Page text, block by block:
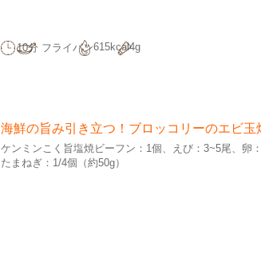
10分 フライパン615kcal4g
海鮮の旨み引き立つ！ブロッコリーのエビ玉
ケンミンこく旨塩焼ビーフン：1個 えび：3~5尾 卵
たまねぎ：1/4個（約50g）